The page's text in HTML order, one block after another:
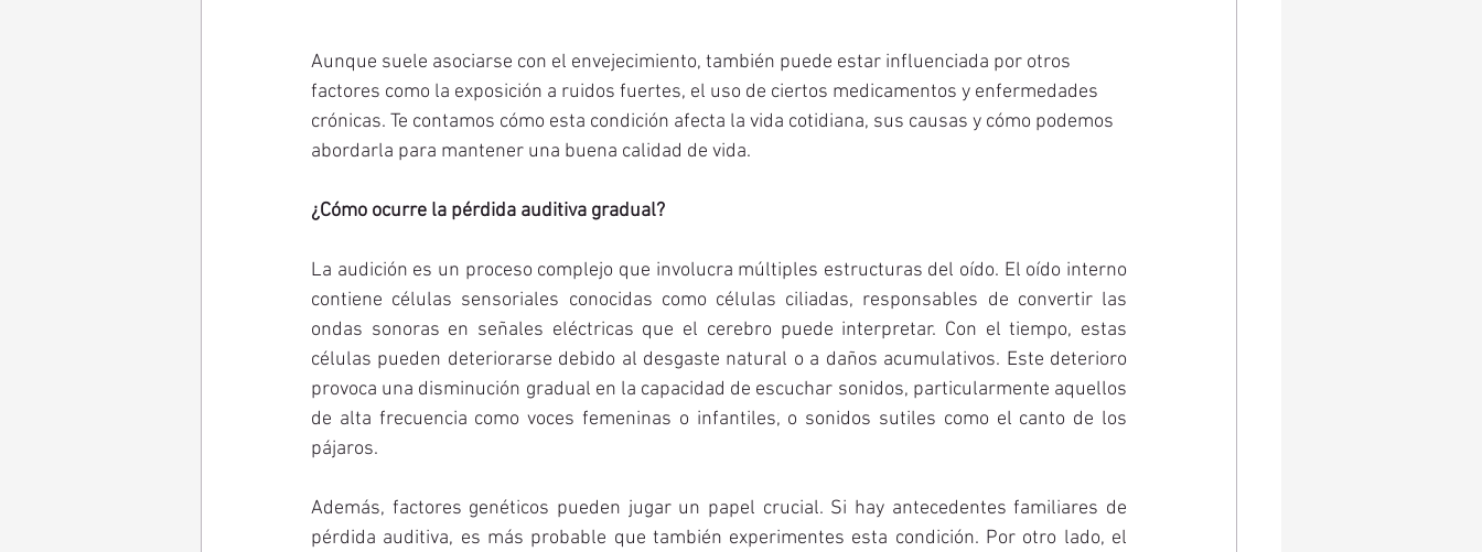
Aunque suele asociarse con el envejecimiento, también puede estar influenciada por otros
factores como la exposición a ruidos fuertes, el uso de ciertos medicamentos y enfermedades
crónicas. Te contamos cómo esta condición afecta la vida cotidiana, sus causas y cómo podemos
abordarla para mantener una buena calidad de vida.
¿Cómo ocurre la pérdida auditiva gradual?
La audición es un proceso complejo que involucra múltiples estructuras del oído. El oído interno
contiene células sensoriales conocidas como células ciliadas, responsables de convertir las
ondas sonoras en señales eléctricas que el cerebro puede interpretar. Con el tiempo, estas
células pueden deteriorarse debido al desgaste natural o a daños acumulativos. Este deterioro
provoca una disminución gradual en la capacidad de escuchar sonidos, particularmente aquellos
de alta frecuencia como voces femeninas o infantiles, o sonidos sutiles como el canto de los
pájaros.
Además, factores genéticos pueden jugar un papel crucial. Si hay antecedentes familiares de
pérdida auditiva, es más probable que también experimentes esta condición. Por otro lado, el